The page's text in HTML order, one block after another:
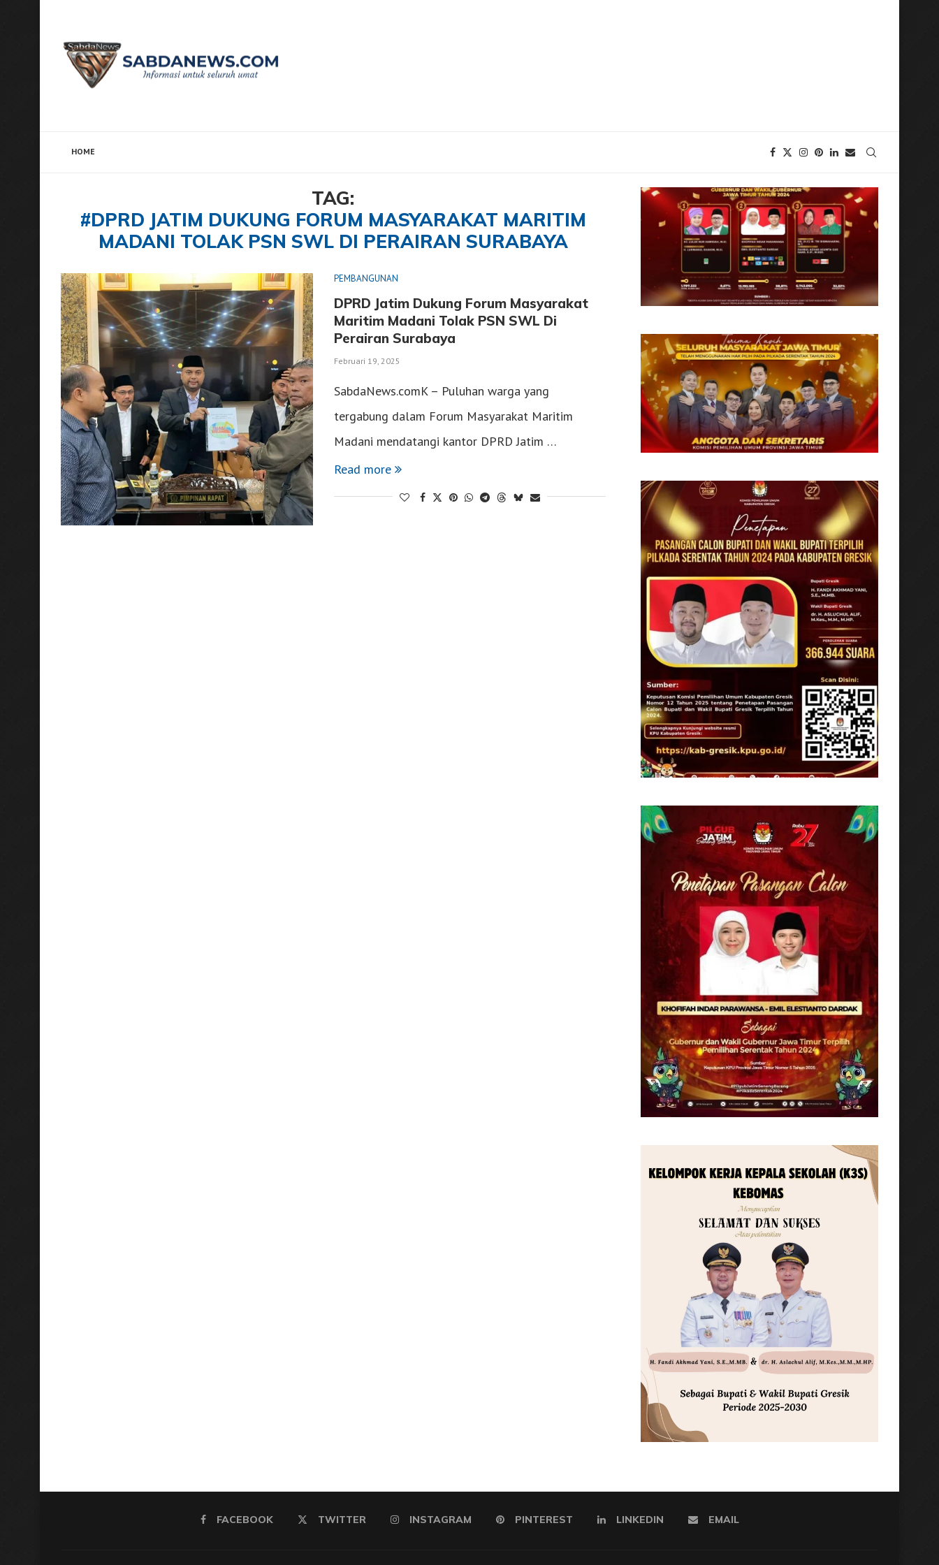
HOME
TAG:
#DPRD JATIM DUKUNG FORUM MASYARAKAT MARITIM
MADANI TOLAK PSN SWL DI PERAIRAN SURABAYA
PEMBANGUNAN
DPRD Jatim Dukung Forum Masyarakat
Maritim Madani Tolak PSN SWL Di
Perairan Surabaya
Februari 19, 2025
SabdaNews.comK – Puluhan warga yang
tergabung dalam Forum Masyarakat Maritim
Madani mendatangi kantor DPRD Jatim …
Read more
FACEBOOK TWITTER INSTAGRAM PINTEREST LINKEDIN EMAIL